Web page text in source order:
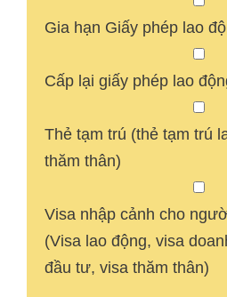
Gia hạn Giấy phép lao
Cấp lại giấy phép lao
Thẻ tạm trú (thẻ tạm trú
thăm thân)
Visa nhập cảnh cho
(Visa lao động, visa
đầu tư, visa thăm thân)